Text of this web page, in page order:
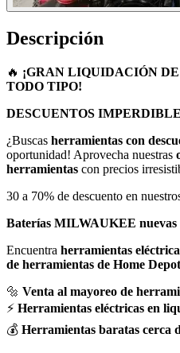
Descripción
🔥 ¡GRAN LIQUIDACIÓN
TODO TIPO!
DESCUENTOS
¿Buscas herramientas con
oportunidad! Aprovecha nuestras
herramientas con precios
30 a 70% de descuento en
Baterías MILWAUKEE nuevas
Encuentra herramientas
de herramientas de Home Depot
🔩 Venta al mayoreo de
⚡ Herramientas eléctricas en
💰 Herramientas baratas cerca